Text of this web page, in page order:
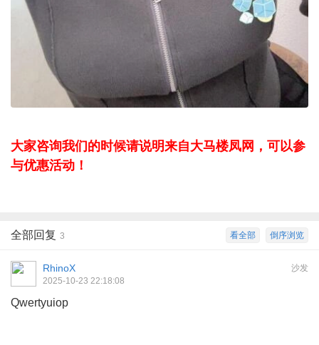
大家咨询我们的时候请说明来自大马楼凤网，可以参
与优惠活动！
倒序浏览
看全部
全部回复 3
沙发
RhinoX
2025-10-23 22:18:08
Qwertyuiop